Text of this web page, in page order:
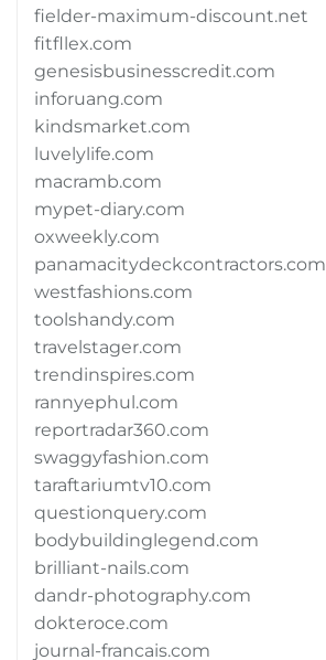
fielder-maximum-discount.net
fitfllex.com
genesisbusinesscredit.com
inforuang.com
kindsmarket.com
luvelylife.com
macramb.com
mypet-diary.com
oxweekly.com
panamacitydeckcontractors.com
westfashions.com
toolshandy.com
travelstager.com
trendinspires.com
rannyephul.com
reportradar360.com
swaggyfashion.com
taraftariumtv10.com
questionquery.com
bodybuildinglegend.com
brilliant-nails.com
dandr-photography.com
dokteroce.com
journal-francais.com